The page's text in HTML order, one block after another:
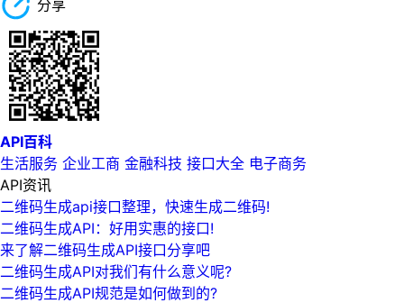
分享
API百科
生活服务 企业工商 金融科技 接口大全 电子商务
API资讯
二维码生成api接口整理，快速生成二维码!
二维码生成API：好用实惠的接口!
来了解二维码生成API接口分享吧
二维码生成API对我们有什么意义呢?
二维码生成API规范是如何做到的?